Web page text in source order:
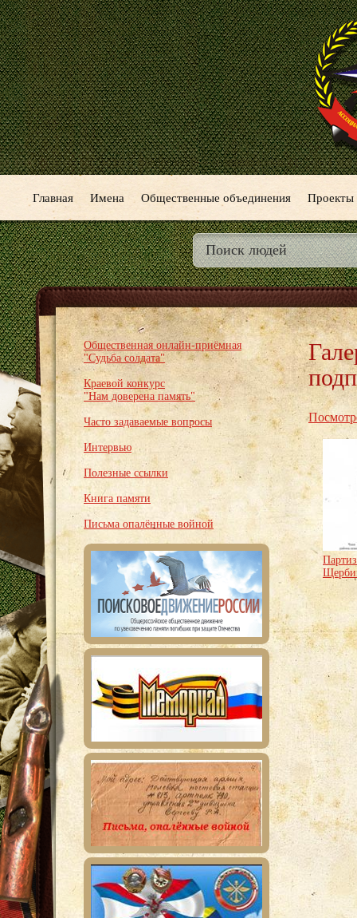
Главная Имена Общественные объединения Проекты
Общественная онлайн-приёмная
"Судьба солдата"
Краевой конкурс
"Нам доверена память"
Часто задаваемые вопросы
Интервью
Полезные ссылки
Книга памяти
Письма опалённые войной